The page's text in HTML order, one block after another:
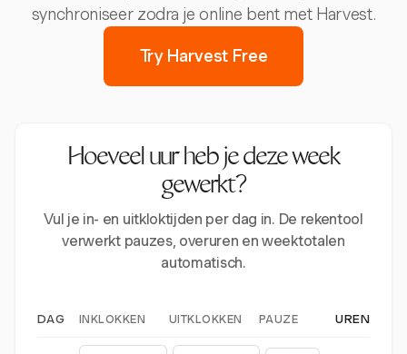
synchroniseer zodra je online bent met Harvest.
Try Harvest Free
Hoeveel uur heb je deze week
gewerkt?
Vul je in- en uitkloktijden per dag in. De rekentool
verwerkt pauzes, overuren en weektotalen
automatisch.
DAG INKLOKKEN UITKLOKKEN PAUZE UREN